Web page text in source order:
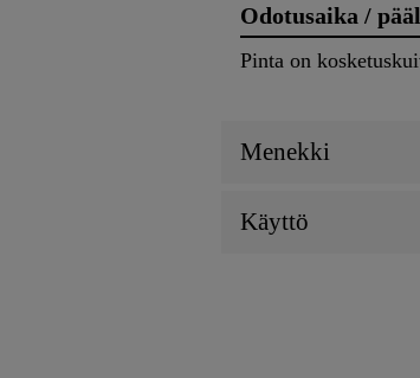
Odotusaika /
Pinta on
Menekki
Käyttö